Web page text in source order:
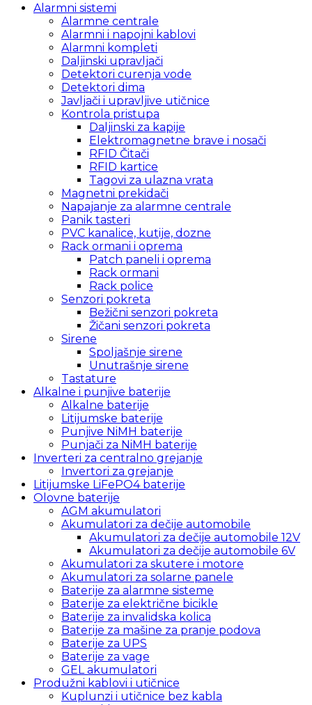
Alarmni sistemi
Alarmne centrale
Alarmni i napojni kablovi
Alarmni kompleti
Daljinski upravljači
Detektori curenja vode
Detektori dima
Javljači i upravljive utičnice
Kontrola pristupa
Daljinski za kapije
Elektromagnetne brave i nosači
RFID Čitači
RFID kartice
Tagovi za ulazna vrata
Magnetni prekidači
Napajanje za alarmne centrale
Panik tasteri
PVC kanalice, kutije, dozne
Rack ormani i oprema
Patch paneli i oprema
Rack ormani
Rack police
Senzori pokreta
Bežični senzori pokreta
Žičani senzori pokreta
Sirene
Spoljašnje sirene
Unutrašnje sirene
Tastature
Alkalne i punjive baterije
Alkalne baterije
Litijumske baterije
Punjive NiMH baterije
Punjači za NiMH baterije
Inverteri za centralno grejanje
Invertori za grejanje
Litijumske LiFePO4 baterije
Olovne baterije
AGM akumulatori
Akumulatori za dečije automobile
Akumulatori za dečije automobile 12V
Akumulatori za dečije automobile 6V
Akumulatori za skutere i motore
Akumulatori za solarne panele
Baterije za alarmne sisteme
Baterije za električne bicikle
Baterije za invalidska kolica
Baterije za mašine za pranje podova
Baterije za UPS
Baterije za vage
GEL akumulatori
Produžni kablovi i utičnice
Kuplunzi i utičnice bez kabla